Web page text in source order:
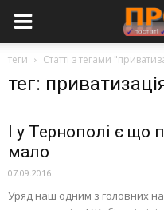
теги Статті з тегами
тег:
І у Тернополі є що
мало
07.09.2016
Уряд наш одним з головних